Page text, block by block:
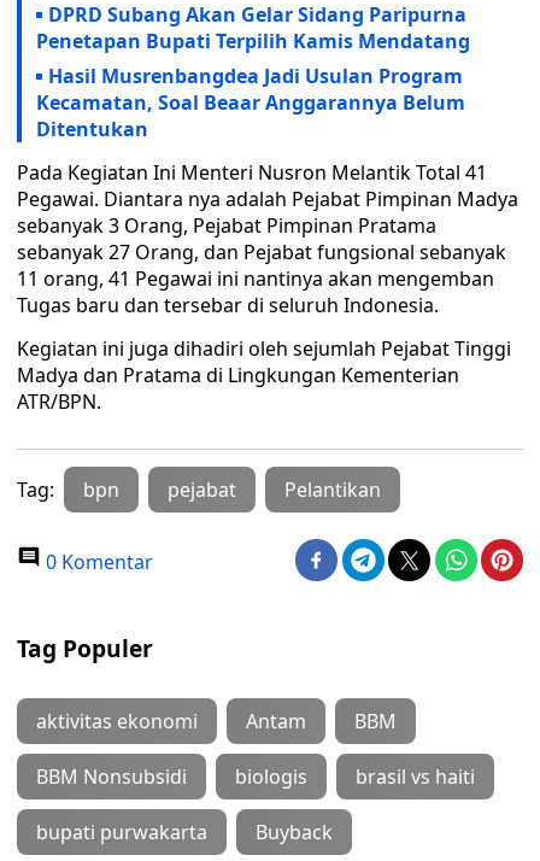
DPRD Subang Akan Gelar Sidang Paripurna
Penetapan Bupati Terpilih Kamis Mendatang
Hasil Musrenbangdea Jadi Usulan Program
Kecamatan, Soal Beaar Anggarannya Belum
Ditentukan
Pada Kegiatan Ini Menteri Nusron Melantik Total 41
Pegawai. Diantara nya adalah Pejabat Pimpinan Madya
sebanyak 3 Orang, Pejabat Pimpinan Pratama
sebanyak 27 Orang, dan Pejabat fungsional sebanyak
11 orang, 41 Pegawai ini nantinya akan mengemban
Tugas baru dan tersebar di seluruh Indonesia.
Kegiatan ini juga dihadiri oleh sejumlah Pejabat Tinggi
Madya dan Pratama di Lingkungan Kementerian
ATR/BPN.
Tag: bpn pejabat Pelantikan
0 Komentar
Tag Populer
aktivitas ekonomi Antam BBM
BBM Nonsubsidi biologis brasil vs haiti
bupati purwakarta Buyback